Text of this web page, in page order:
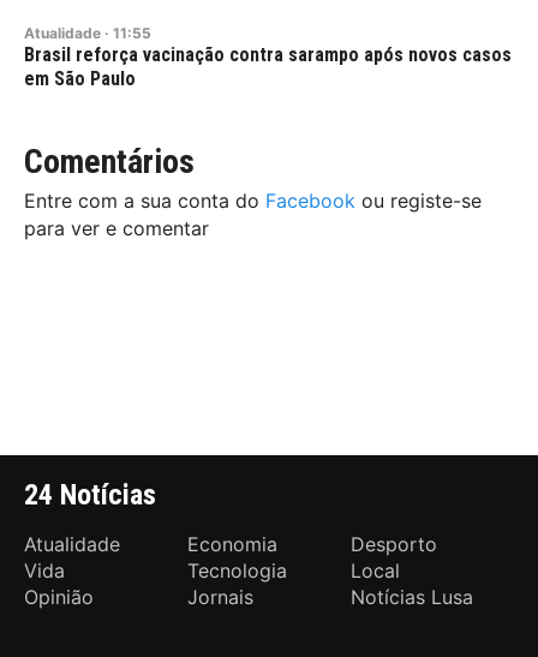
Atualidade · 11:55
Brasil reforça vacinação contra sarampo após novos casos
em São Paulo
Comentários
Entre com a sua conta do Facebook ou registe-se
para ver e comentar
24 Notícias
Atualidade Economia
Desporto
Vida
Tecnologia
Local
Opinião
Jornais Notícias Lusa